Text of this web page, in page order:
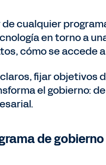
cualquier
en torno a
cómo se accede
fijar objetivos
el gobierno:
de